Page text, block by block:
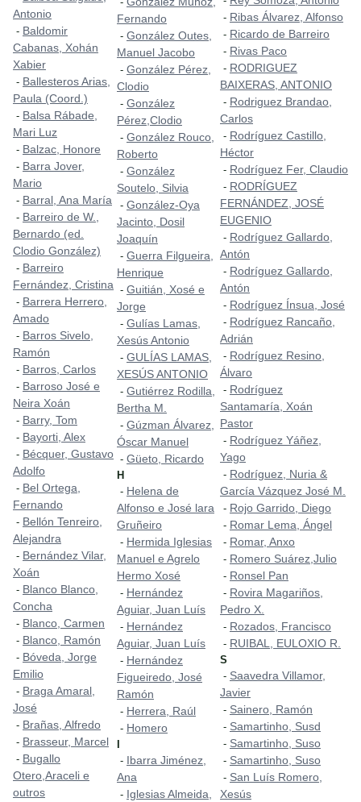
Antonio
- Baldomir
Cabanas, Xohán
Xabier
- Ballesteros Arias,
Paula (Coord.)
- Balsa Rábade,
Mari Luz
- Balzac, Honore
- Barra Jover,
Mario
- Barral, Ana María
- Barreiro de W.,
Bernardo (ed.
Clodio González)
- Barreiro
Fernández, Cristina
- Barrera Herrero,
Amado
- Barros Sivelo,
Ramón
- Barros, Carlos
- Barroso José e
Neira Xoán
- Barry, Tom
- Bayorti, Alex
- Bécquer, Gustavo
Adolfo
- Bel Ortega,
Fernando
- Bellón Tenreiro,
Alejandra
- Bernández Vilar,
Xoán
- Blanco Blanco,
Concha
- Blanco, Carmen
- Blanco, Ramón
- Bóveda, Jorge
Emilio
- Braga Amaral,
José
- Brañas, Alfredo
- Brasseur, Marcel
- Bugallo
Otero,Araceli e
outros
Fernando
- González Outes,
Manuel Jacobo
- González Pérez,
Clodio
- González
Pérez,Clodio
- González Rouco,
Roberto
- González
Soutelo, Silvia
- González-Oya
Jacinto, Dosil
Joaquín
- Guerra Filgueira,
Henrique
- Guitián, Xosé e
Jorge
- Gulías Lamas,
Xesús Antonio
- GULÍAS LAMAS,
XESÚS ANTONIO
- Gutiérrez Rodilla,
Bertha M.
- Gúzman Álvarez,
Óscar Manuel
- Güeto, Ricardo
H
- Helena de
Alfonso e José lara
Gruñeiro
- Hermida Iglesias
Manuel e Agrelo
Hermo Xosé
- Hernández
Aguiar, Juan Luís
- Hernández
Aguiar, Juan Luís
- Hernández
Figueiredo, José
Ramón
- Herrera, Raúl
- Homero
- Ibarra Jiménez,
Ana
- Iglesias Almeida,
- Ribas Álvarez, Alfonso
- Ricardo de Barreiro
- Rivas Paco
- RODRIGUEZ
BAIXERAS, ANTONIO
- Rodriguez Brandao,
Carlos
- Rodríguez Castillo,
Héctor
- Rodríguez Fer, Claudio
- RODRÍGUEZ
FERNÁNDEZ, JOSÉ
EUGENIO
- Rodríguez Gallardo,
Antón
- Rodríguez Gallardo,
Antón
- Rodríguez Ínsua, José
- Rodríguez Rancaño,
Adrián
- Rodríguez Resino,
Álvaro
- Rodríguez
Santamaría, Xoán
Pastor
- Rodríguez Yáñez,
Yago
- Rodríguez, Nuria &
García Vázquez José M.
- Rojo Garrido, Diego
- Romar Lema, Ángel
- Romar, Anxo
- Romero Suárez,Julio
- Ronsel Pan
- Rovira Magariños,
Pedro X.
- Rozados, Francisco
- RUIBAL, EULOXIO R.
S
- Saavedra Villamor,
Javier
- Sainero, Ramón
- Samartinho, Susd
- Samartinho, Suso
- Samartinho, Suso
- San Luís Romero,
Xesús